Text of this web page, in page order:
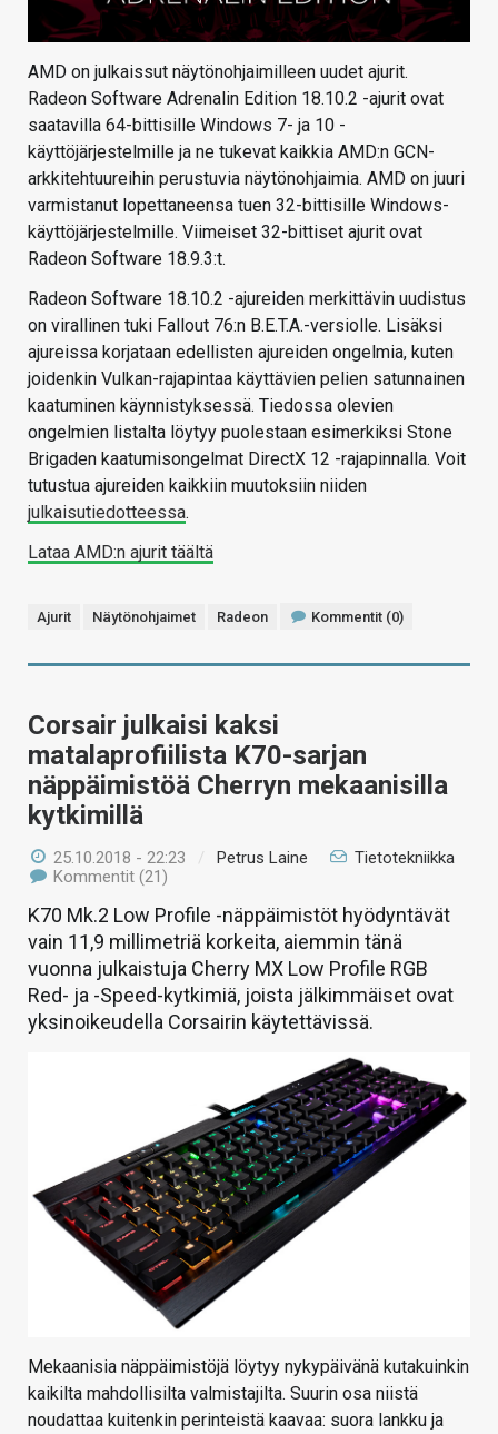
AMD on julkaissut näytönohjaimilleen uudet ajurit.
Radeon Software Adrenalin Edition 18.10.2 -ajurit ovat
saatavilla 64-bittisille Windows 7- ja 10 -
käyttöjärjestelmille ja ne tukevat kaikkia AMD:n GCN-
arkkitehtuureihin perustuvia näytönohjaimia. AMD on juuri
varmistanut lopettaneensa tuen 32-bittisille Windows-
käyttöjärjestelmille. Viimeiset 32-bittiset ajurit ovat
Radeon Software 18.9.3:t.
Radeon Software 18.10.2 -ajureiden merkittävin uudistus
on virallinen tuki Fallout 76:n B.E.T.A.-versiolle. Lisäksi
ajureissa korjataan edellisten ajureiden ongelmia, kuten
joidenkin Vulkan-rajapintaa käyttävien pelien satunnainen
kaatuminen käynnistyksessä. Tiedossa olevien
ongelmien listalta löytyy puolestaan esimerkiksi Stone
Brigaden kaatumisongelmat DirectX 12 -rajapinnalla. Voit
tutustua ajureiden kaikkiin muutoksiin niiden
julkaisutiedotteessa.
Lataa AMD:n ajurit täältä
Ajurit Näytönohjaimet Radeon Kommentit (0)
Corsair julkaisi kaksi
matalaprofiilista K70-sarjan
näppäimistöä Cherryn mekaanisilla
kytkimillä
25.10.2018 - 22:23 / Petrus Laine
Tietotekniikka
Kommentit (21)
K70 Mk.2 Low Profile -näppäimistöt hyödyntävät
vain 11,9 millimetriä korkeita, aiemmin tänä
vuonna julkaistuja Cherry MX Low Profile RGB
Red- ja -Speed-kytkimiä, joista jälkimmäiset ovat
yksinoikeudella Corsairin käytettävissä.
Mekaanisia näppäimistöjä löytyy nykypäivänä kutakuinkin
kaikilta mahdollisilta valmistajilta. Suurin osa niistä
noudattaa kuitenkin perinteistä kaavaa: suora lankku ja